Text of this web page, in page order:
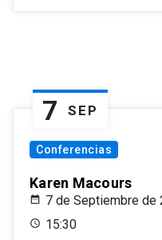
7 SEP
Conferencias
Karen Macours
7 de Septiembre de
15:30